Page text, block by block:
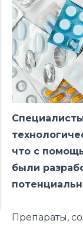
что с
были
Препараты,